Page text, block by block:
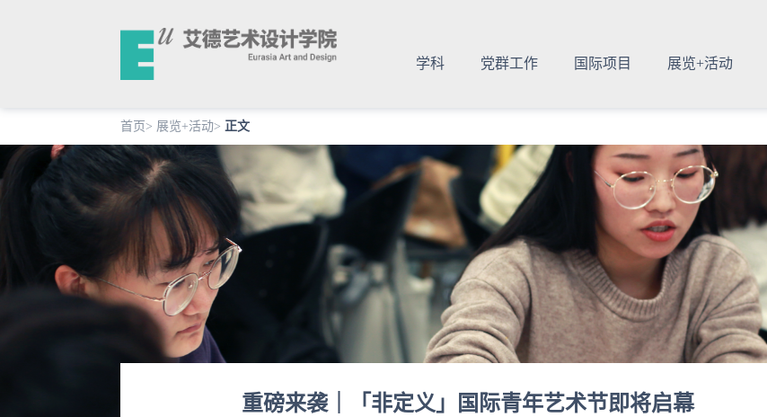
学科 党群工作 国际项目 展览+活动
首页> 展览+活动>正文
重磅来袭｜「非定义」国际青年艺术节即将启幕